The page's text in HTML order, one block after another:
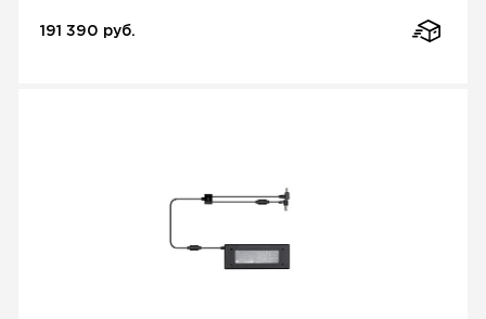
191 390 руб.